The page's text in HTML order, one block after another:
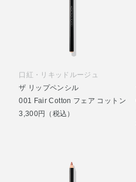
口紅・リキッドルージュ
ザ リップペンシル
001 Fair Cotton フェア コットン
3,300円（税込）